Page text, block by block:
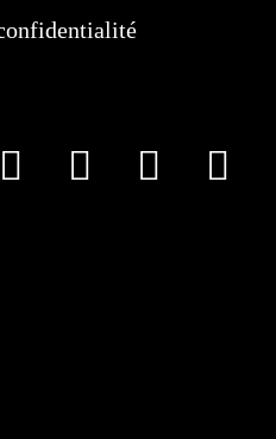
Youtube
Tik Tok